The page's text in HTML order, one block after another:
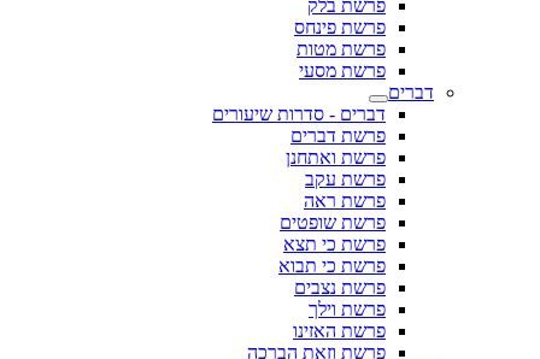
פרשת בלק
פרשת פינחס
פרשת מטות
פרשת מסעי
דברים
דברים - סדרות שיעורים
פרשת דברים
פרשת ואתחנן
פרשת עקב
פרשת ראה
פרשת שופטים
פרשת כי תצא
פרשת כי תבוא
פרשת נצבים
פרשת וילך
פרשת האזינו
פרשת וזאת הברכה